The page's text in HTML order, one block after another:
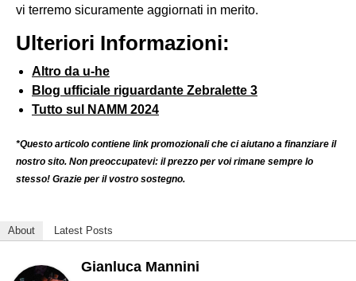
vi terremo sicuramente aggiornati in merito.
Ulteriori Informazioni:
Altro da u-he
Blog ufficiale riguardante Zebralette 3
Tutto sul NAMM 2024
*Questo articolo contiene link promozionali che ci aiutano a finanziare il
nostro sito. Non preoccupatevi: il prezzo per voi rimane sempre lo
stesso! Grazie per il vostro sostegno.
About Latest Posts
Gianluca Mannini